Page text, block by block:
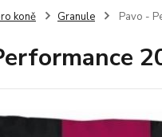
koně Granule Pavo -